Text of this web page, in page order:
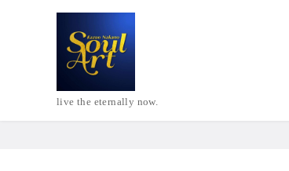
live the eternally now.